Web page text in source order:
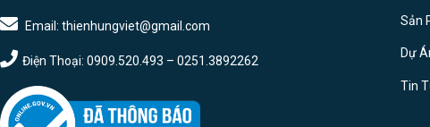
Email: thienhungviet@gmail.com
Điện Thoại: 0909.520.493 – 0251.3892262
Sản
Dự
Tin